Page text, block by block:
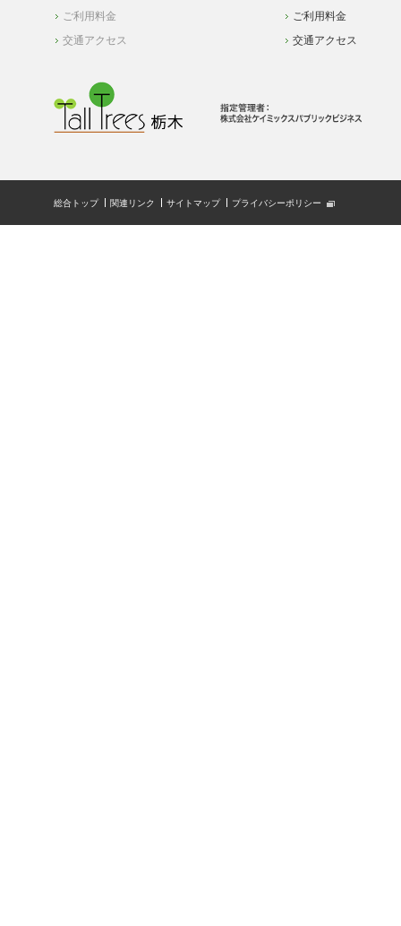
ご利用料金
交通アクセス
ご利用料金
交通アクセス
総合トップ 関連リンク サイトマップ プライバシーポリシー